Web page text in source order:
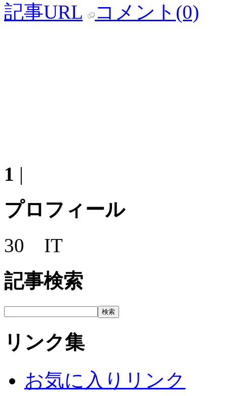
記事URL コメント(0)
1 |
プロフィール
30 IT
記事検索
リンク集
お気に入りリンク